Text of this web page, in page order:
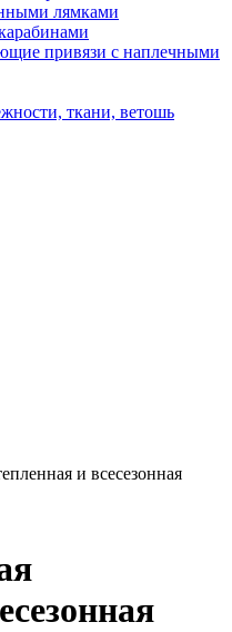
лямками
привязи с наплечными
ткани, ветошь
и всесезонная